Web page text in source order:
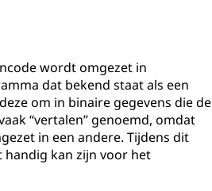
wordt omgezet in
dat bekend staat als een
om in binaire gegevens die de
“vertalen” genoemd, omdat
in een andere. Tijdens dit
kan zijn voor het